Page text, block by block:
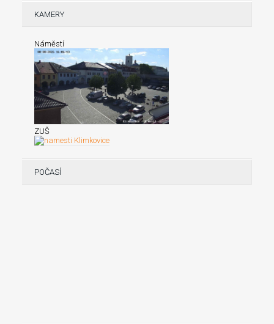
KAMERY
Náměstí
ZUŠ
POČASÍ